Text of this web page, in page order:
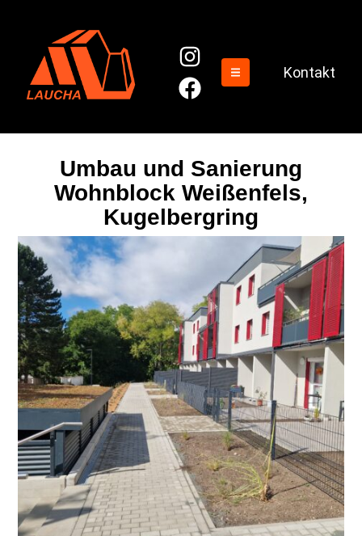
Kontakt
Umbau und Sanierung
Wohnblock Weißenfels,
Kugelbergring